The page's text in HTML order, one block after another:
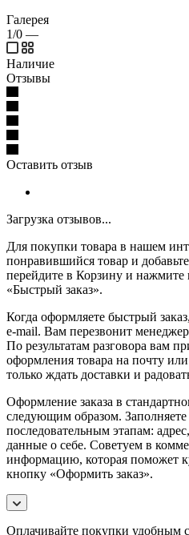
Галерея
1/0 —
Наличие
Отзывы
Оставить отзыв
Загрузка отзывов...
Для покупки товара в нашем
понравившийся товар и
перейдите в Корзину и нажмите
«Быстрый заказ».
Когда оформляете быстрый
e-mail. Вам перезвонит
По результатам разговора вам
оформления товара на почту
только ждать доставки и
Оформление заказа в
следующим образом.
последовательным этапам:
данные о себе. Советуем в
информацию, которая поможет
кнопку «Оформить заказ».
Оплачивайте покупки удобным